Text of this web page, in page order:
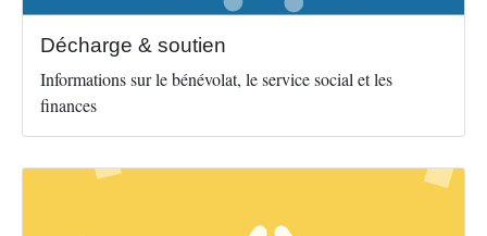
Décharge & soutien
Informations sur le bénévolat, le service social et les
finances